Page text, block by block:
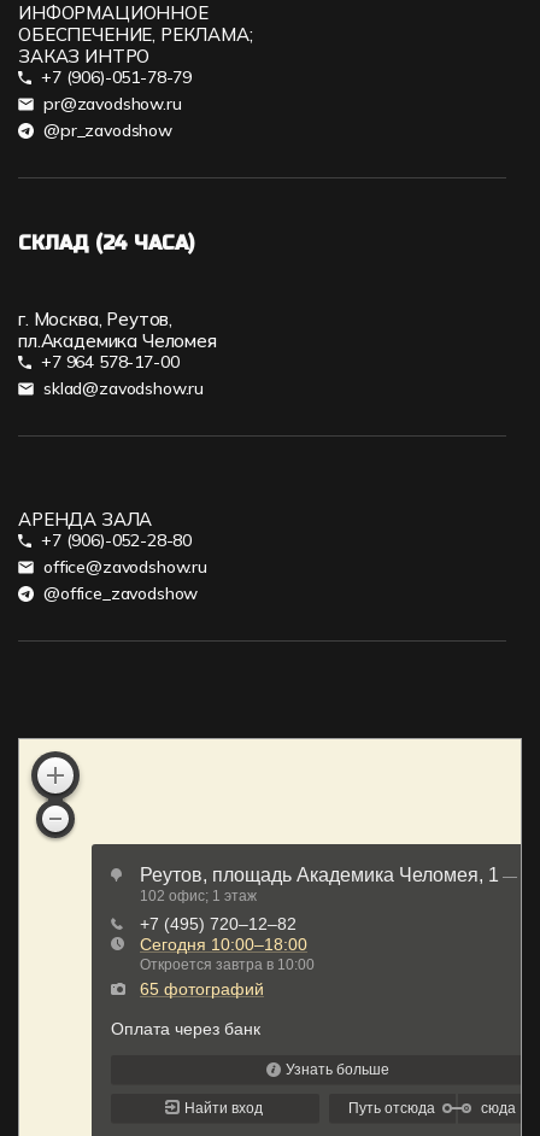
ИНФОРМАЦИОННОЕ
ОБЕСПЕЧЕНИЕ, РЕКЛАМА;
ЗАКАЗ ИНТРО
+7 (906)-051-78-79
pr@zavodshow.ru
@pr_zavodshow
СКЛАД (24 ЧАСА)
г. Москва, Реутов,
пл.Академика Челомея
+7 964 578-17-00
sklad@zavodshow.ru
АРЕНДА ЗАЛА
+7 (906)-052-28-80
office@zavodshow.ru
@office_zavodshow